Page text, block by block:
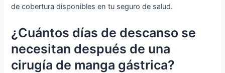
de cobertura disponibles en tu seguro de salud.
¿Cuántos días de descanso se
necesitan después de una
cirugía de manga gástrica?